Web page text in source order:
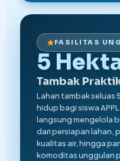
FASILITAS
5
Tambak
Lahan tambak seluas
hidup bagi siswa
langsung mengelola
dari persiapan lahan,
kualitas air, hingga
komoditas unggulan